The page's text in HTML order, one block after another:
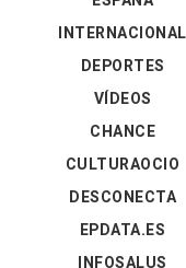
INTERNACIONAL
DEPORTES
VÍDEOS
CHANCE
CULTURAOCIO
DESCONECTA
EPDATA.ES
INFOSALUS